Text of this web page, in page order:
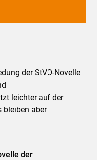
der StVO-Novelle
leichter auf der
bleiben aber
der